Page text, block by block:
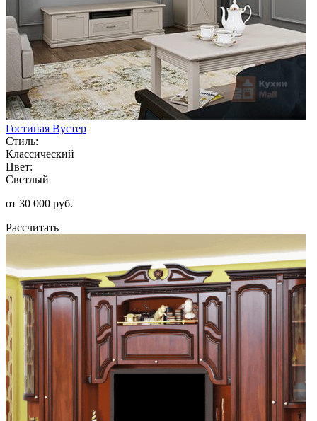
Гостиная Вустер
Стиль:
Классический
Цвет:
Светлый
от 30 000 руб.
Рассчитать